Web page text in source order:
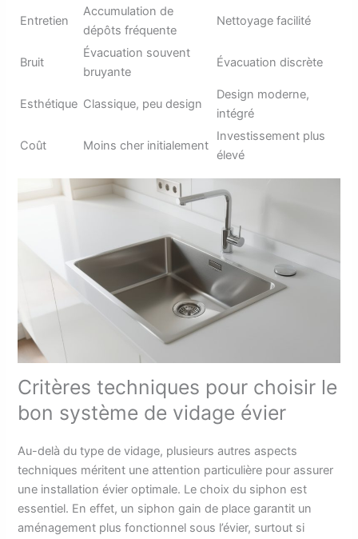
Entretien
Accumulation de
dépôts fréquente
Nettoyage facilité
Bruit
Évacuation souvent
bruyante
Évacuation discrète
Esthétique Classique, peu design
Design moderne,
intégré
Coût Moins cher initialement
Investissement plus
élevé
Critères techniques pour choisir le
bon système de vidage évier
Au-delà du type de vidage, plusieurs autres aspects
techniques méritent une attention particulière pour assurer
une installation évier optimale. Le choix du siphon est
essentiel. En effet, un siphon gain de place garantit un
aménagement plus fonctionnel sous l’évier, surtout si